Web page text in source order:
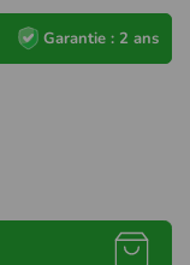
Garantie : 2 ans